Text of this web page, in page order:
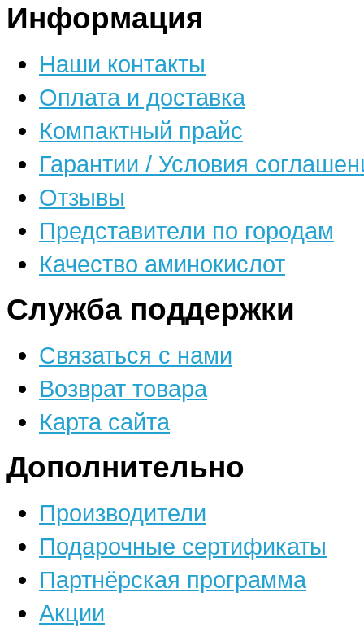
Информация
Наши контакты
Оплата и доставка
Компактный прайс
Гарантии / Условия
Отзывы
Представители по городам
Качество аминокислот
Служба поддержки
Связаться с нами
Возврат товара
Карта сайта
Дополнительно
Производители
Подарочные сертификаты
Партнёрская программа
Акции